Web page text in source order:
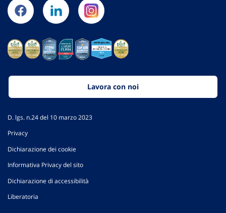
Lavora con noi
D. lgs. n.24 del 10 marzo 2023
Privacy
Dichiarazione dei cookie
Informativa Privacy del sito
Dichiarazione di accessibilità
Liberatoria